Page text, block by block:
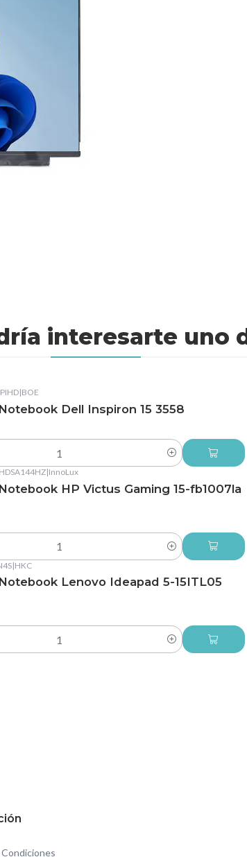
interesarte uno
|BOE
Dell Inspiron 15 3558
|InnoLux
HP Victus Gaming 15-fb1007la
|HKC
Lenovo Ideapad 5-15ITL05